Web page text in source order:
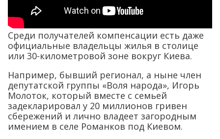
Среди получателей компенсации есть даже
официальные владельцы жилья в столице
или 30-километровой зоне вокруг Киева.
Например, бывший регионал, а ныне член
депутатской группы «Воля народа», Игорь
Молоток, который вместе с семьей
задекларировал у 20 миллионов гривен
сбережений и лично владеет загородным
имением в селе Романков под Киевом.